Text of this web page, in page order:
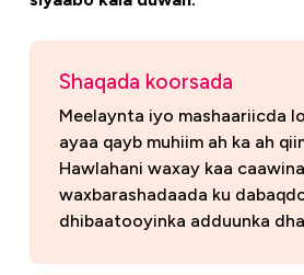
Shaqada koorsada
Meelaynta iyo mashaariicda
ayaa qayb muhiim ah ka ah
Hawlahani waxay kaa
waxbarashadaada ku
dhibaatooyinka adduunka